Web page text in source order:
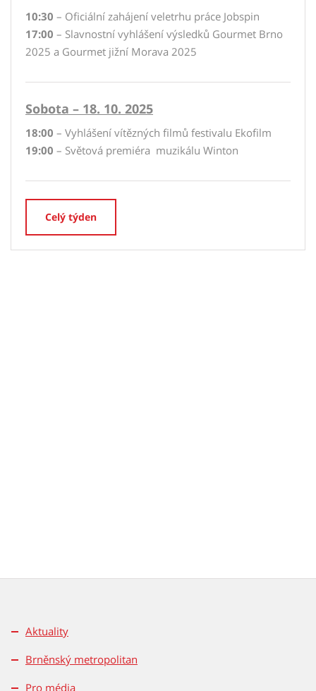
10:30 – Oficiální zahájení veletrhu práce Jobspin
17:00 – Slavnostní vyhlášení výsledků Gourmet Brno
2025 a Gourmet jižní Morava 2025
Sobota – 18. 10. 2025
18:00 – Vyhlášení vítězných filmů festivalu Ekofilm
19:00 – Světová premiéra muzikálu Winton
Celý týden
Aktuality
Brněnský metropolitan
Pro média